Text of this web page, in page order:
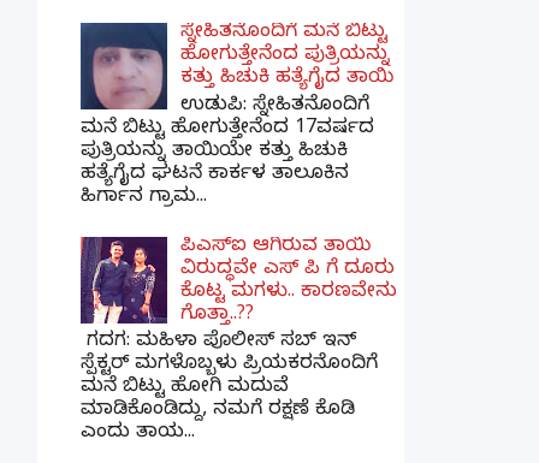
ಸ್ನೇಹಿತನೊಂದಿಗೆ ಮನೆ ಬಿಟ್ಟು
ಹೋಗುತ್ತೇನೆಂದ ಪುತ್ರಿಯನ್ನು
ಕತ್ತು ಹಿಚುಕಿ ಹತ್ಯೆಗೈದ ತಾಯಿ
ಉಡುಪಿ: ಸ್ನೇಹಿತನೊಂದಿಗೆ
ಮನೆ ಬಿಟ್ಟು ಹೋಗುತ್ತೇನೆಂದ 17ವರ್ಷದ
ಪುತ್ರಿಯನ್ನು ತಾಯಿಯೇ ಕತ್ತು ಹಿಚುಕಿ
ಹತ್ಯೆಗೈದ ಘಟನೆ ಕಾರ್ಕಳ ತಾಲೂಕಿನ
ಹಿರ್ಗಾನ ಗ್ರಾಮ...
ಪಿಎಸ್​ಐ ಆಗಿರುವ ತಾಯಿ
ವಿರುದ್ಧವೇ ಎಸ್ ಪಿ ಗೆ ದೂರು
ಕೊಟ್ಟ ಮಗಳು.. ಕಾರಣವೇನು
ಗೊತ್ತಾ..??
ಗದಗ​: ಮಹಿಳಾ ಪೊಲೀಸ್​ ಸಬ್ ​ಇನ್​
ಸ್ಪೆಕ್ಟರ್​ ಮಗಳೊಬ್ಬಳು ಪ್ರಿಯಕರನೊಂದಿಗೆ
ಮನೆ ಬಿಟ್ಟು ಹೋಗಿ ಮದುವೆ
ಮಾಡಿಕೊಂಡಿದ್ದು, ನಮಗೆ ರಕ್ಷಣೆ ಕೊಡಿ
ಎಂದು ತಾಯ...